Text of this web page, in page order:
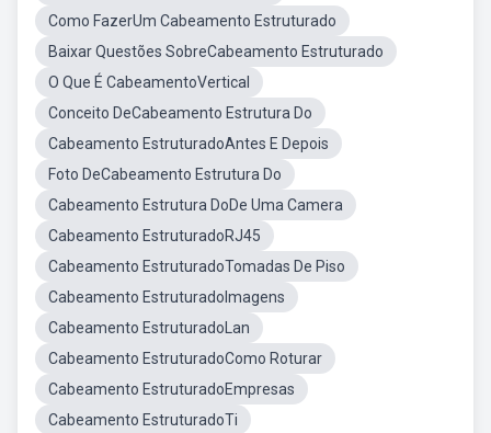
Como FazerUm Cabeamento Estruturado
Baixar Questões SobreCabeamento Estruturado
O Que É CabeamentoVertical
Conceito DeCabeamento Estrutura Do
Cabeamento EstruturadoAntes E Depois
Foto DeCabeamento Estrutura Do
Cabeamento Estrutura DoDe Uma Camera
Cabeamento EstruturadoRJ45
Cabeamento EstruturadoTomadas De Piso
Cabeamento EstruturadoImagens
Cabeamento EstruturadoLan
Cabeamento EstruturadoComo Roturar
Cabeamento EstruturadoEmpresas
Cabeamento EstruturadoTi